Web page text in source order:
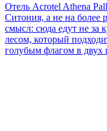
Отель Acrotel Athena
Ситония, а не на более
смысл: сюда едут не за
лесом, который
голубым флагом в двух